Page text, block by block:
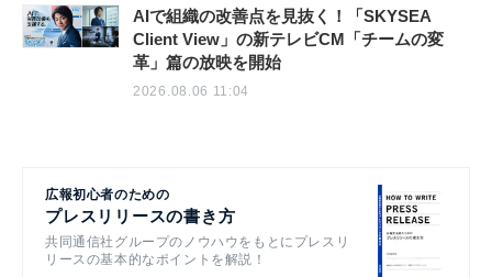
AIで組織の改善点を見抜く！「SKYSEA
Client View」の新テレビCM「チームの変
革」篇の放映を開始
2026.08.06 11:04
広報初心者のための
プレスリリースの書き方
共同通信社グループのノウハウをもとにプレスリ
リースの基本的なポイントを解説！